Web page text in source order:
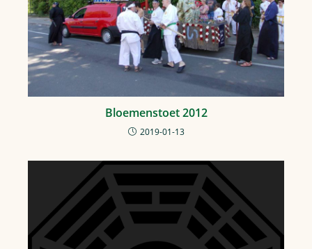
Bloemenstoet 2012
2019-01-13